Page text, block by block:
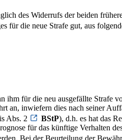
des Widerrufs der beiden
für die neue Strafe gut, aus
für die neu ausgefällte Strafe
inwiefern dies nach seiner
Abs. 2 BStP), d.h. es hat das
für das künftige Verhalten